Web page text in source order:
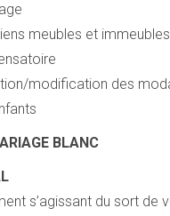
meubles et
modification des
BLANC
s’agissant du sort